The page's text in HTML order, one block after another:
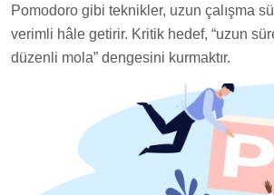
Pomodoro gibi teknikler, uzun çalışma
verimli hâle getirir. Kritik hedef, “uzun
düzenli mola” dengesini kurmaktır.